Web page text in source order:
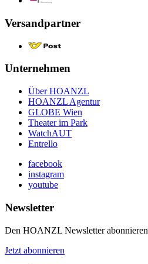
Versandpartner
Unternehmen
Über HOANZL
HOANZL Agentur
GLOBE Wien
Theater im Park
WatchAUT
Entrello
facebook
instagram
youtube
Newsletter
Den HOANZL Newsletter abonnieren
Jetzt abonnieren